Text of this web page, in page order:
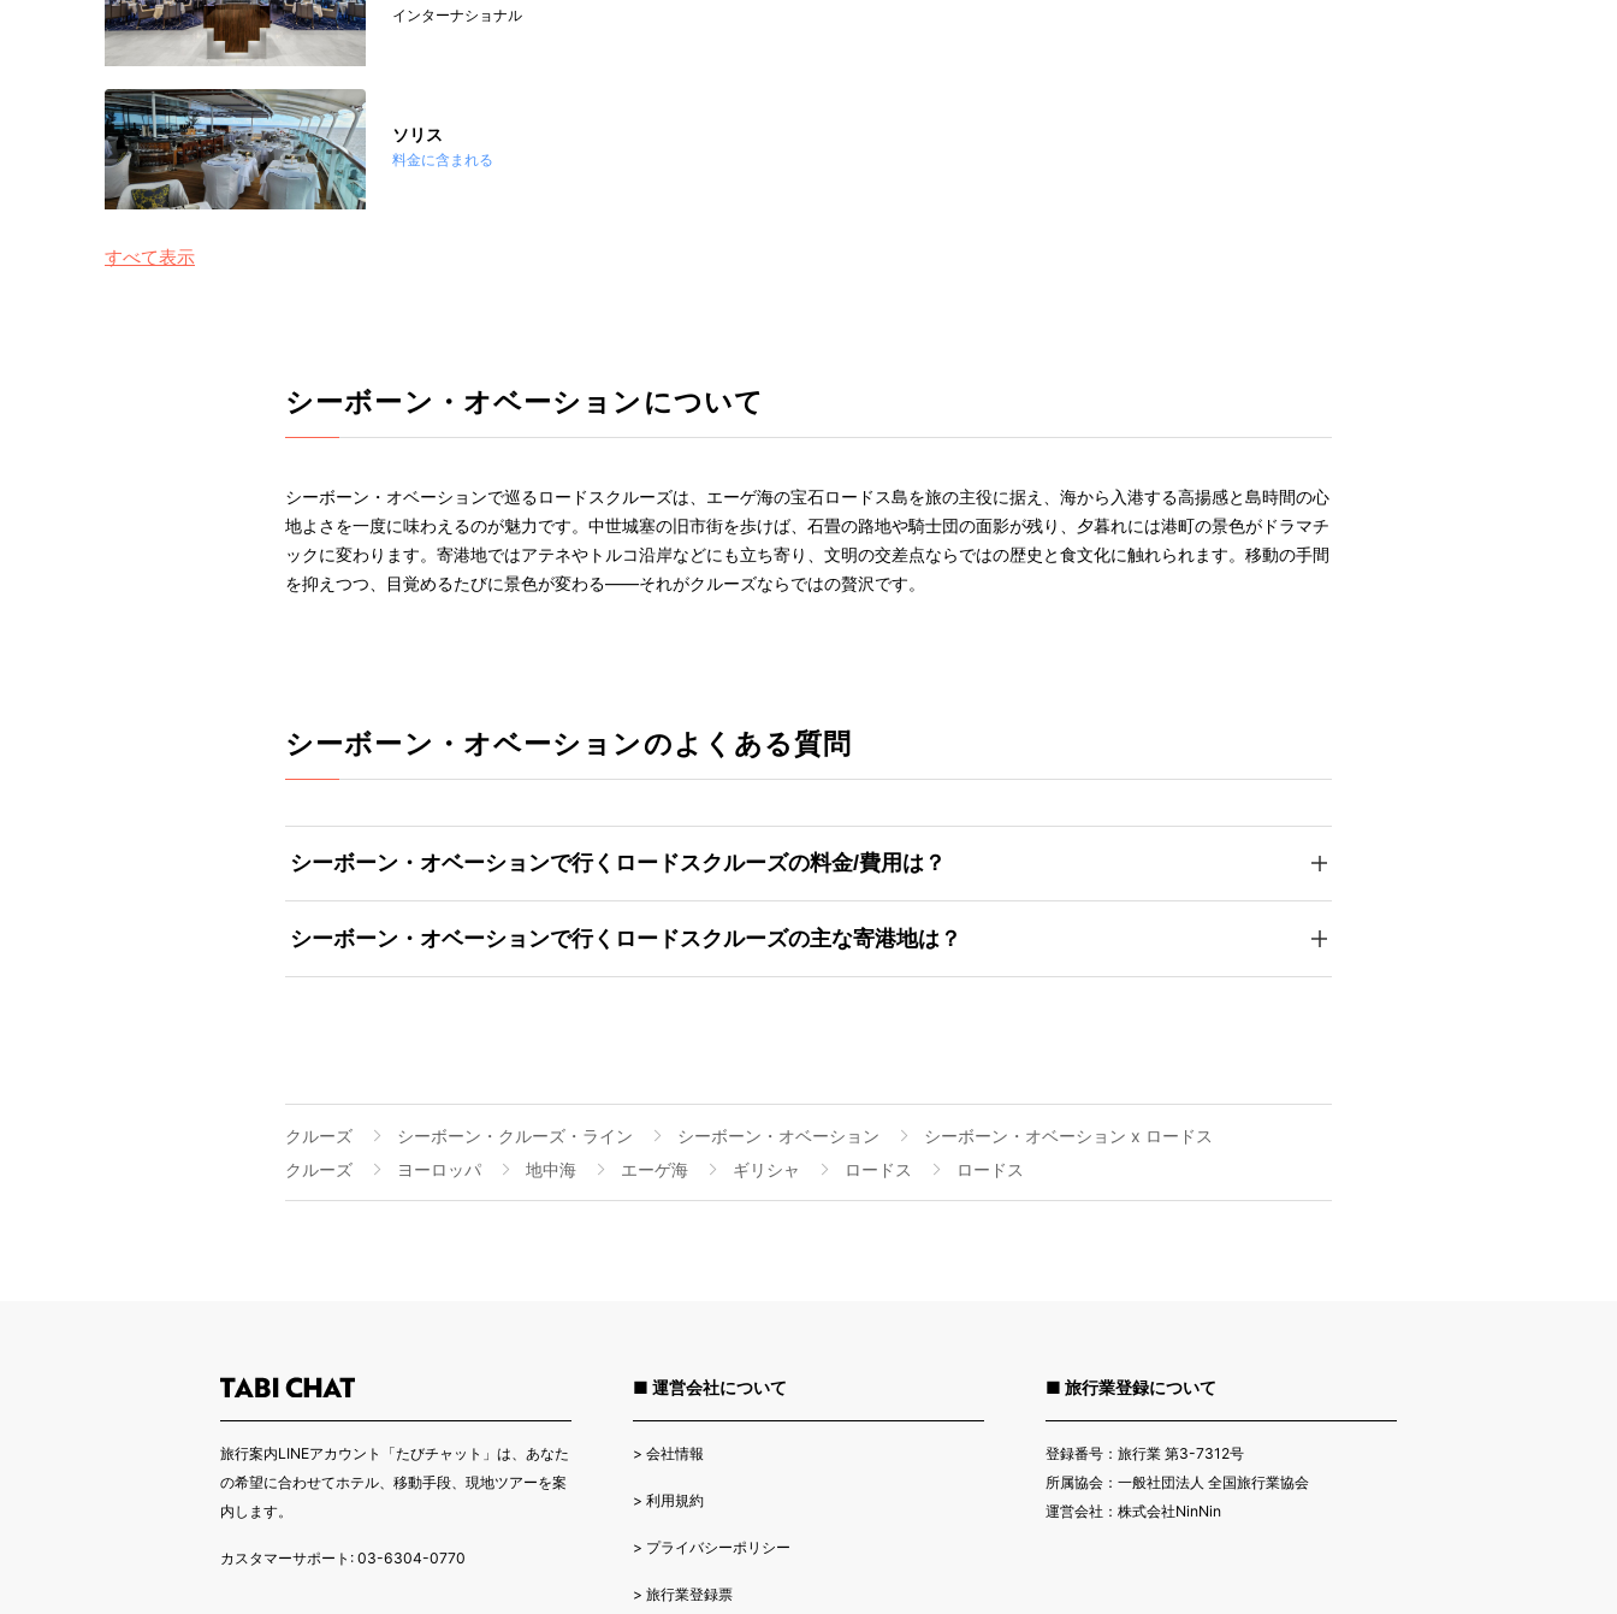
インターナショナル
ソリス
料金に含まれる
すべて表示
シーボーン・オベーションについて
シーボーン・オベーションで巡るロードスクルーズは、エーゲ海の宝石ロードス島を旅の主役に据え、海から入港する高揚感と島時間の心
地よさを一度に味わえるのが魅力です。中世城塞の旧市街を歩けば、石畳の路地や騎士団の面影が残り、夕暮れには港町の景色がドラマチ
ックに変わります。寄港地ではアテネやトルコ沿岸などにも立ち寄り、文明の交差点ならではの歴史と食文化に触れられます。移動の手間
を抑えつつ、目覚めるたびに景色が変わる――それがクルーズならではの贅沢です。
シーボーン・オベーションのよくある質問
シーボーン・オベーションで行くロードスクルーズの料金/費用は？
シーボーン・オベーションで行くロードスクルーズの主な寄港地は？
クルーズ シーボーン・クルーズ・ライン シーボーン・オベーション
シーボーン・オベーション x ロードス
クルーズ
ヨーロッパ 地中海 エーゲ海 ギリシャ ロードス ロードス
旅行案内LINEアカウント「たびチャット」は、あなた
の希望に合わせてホテル、移動手段、現地ツアーを案
内します。
カスタマーサポート: 03-6304-0770
■ 運営会社について
> 会社情報
> 利用規約
> プライバシーポリシー
> 旅行業登録票
■ 旅行業登録について
登録番号：旅行業 第3-7312号
所属協会：一般社団法人 全国旅行業協会
運営会社：株式会社NinNin